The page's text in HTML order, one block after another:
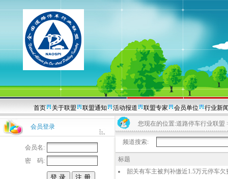
首页 关于联盟 联盟通知 活动报道 联盟专家 会员单位 行业新
会员登录
会员名:
密 码:
您现在的位置:道路停车行业联盟
频道搜索:
标题
韶关有车主被判补缴近1.5万元停车欠